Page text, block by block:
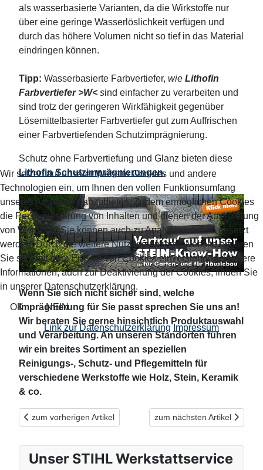
als wasserbasierte Varianten, da die Wirkstoffe nur
über eine geringe Wasserlöslichkeit verfügen und
durch das höhere Volumen nicht so tief in das Material
eindringen können.
Tipp: Wasserbasierte Farbvertiefer, wie Lithofin
Farbvertiefer >W< sind einfacher zu verarbeiten und
sind trotz der geringeren Wirkfähigkeit gegenüber
Lösemittelbasierter Farbvertiefer gut zum Auffrischen
einer Farbvertiefenden Schutzimprägnierung.
Schutz ohne Farbvertiefung und Glanz bieten diese
Lithofin Schutzimprägnierungen.
Wenn Sie sich nicht sicher sind, welche
Imprägnierung für Sie passt sprechen Sie uns an!
Wir beraten Sie gerne hinsichtlich Produktauswahl
und Verarbeitung. An unseren Standorten führen
wir ein breites Sortiment an speziellen
Reinigungs-, Schutz- und Pflegemitteln für
verschiedene Werkstoffe wie Holz, Stein, Keramik
& co.
Vorheriger Beitrag: Hat Ihre Terrassenrenovierung Spuren
zum vorherigen Artikel Nächster Beitrag:
zum nächsten Artikel
Unser STIHL Werkstattservice
Wir setzen auf unserer Website Cookies und andere
Technologien ein, um Ihnen den vollen Funktionsumfang
unseres Angebotes anzubieten. Zudem ermöglichen Cookies
die Personalisierung von Inhalten und dienen der Ausspielung
von Werbung. Sie können auch zu Analysezwecken gesetzt
werden. Durch die weitere Nutzung unserer Website erklären
Sie sich mit dem Einsatz von Cookies einverstanden. Weitere
Informationen, auch zur Deaktivierung der Cookies, finden Sie
in unserer Datenschutzerklärung.
OK NEIN
Link zur Datenschutzerklärung Impressum